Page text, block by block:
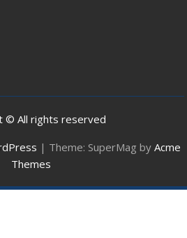
© All rights reserved
| Theme: SuperMag by Acme
Themes